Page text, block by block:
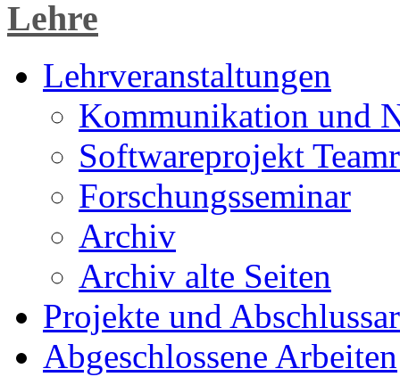
Lehre
Lehrveranstaltungen
Kommunikation und
Softwareprojekt
Forschungsseminar
Archiv
Archiv alte Seiten
Projekte und
Abgeschlossene Arbeiten